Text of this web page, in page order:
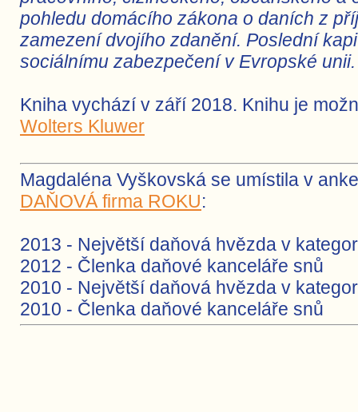
pohledu domácího zákona o daních z
zamezení dvojího zdanění. Poslední
sociálnímu zabezpečení v Evropské unii.
Kniha vychází v září 2018. Knihu je
Wolters Kluwer
Magdaléna Vyškovská se umístila v
DAŇOVÁ firma ROKU:
2013 - Největší daňová hvězda v
2012 - Členka daňové kanceláře snů
2010 - Největší daňová hvězda v
2010 - Členka daňové kanceláře snů